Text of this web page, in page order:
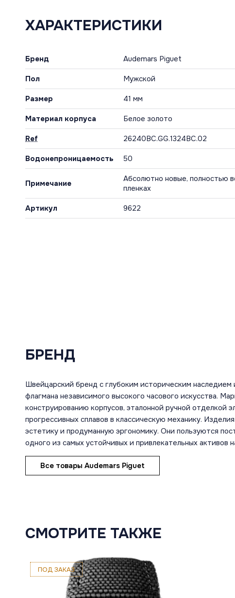
ХАРАКТЕРИСТИКИ
Бренд Audemars Piguet
Пол Мужской
Размер 41 мм
Материал корпуса Белое золото
Ref 26240BC.GG.1324BC.02
Водонепроницаемость 50
Примечание
Абсолютно новые, полностью
пленках
Артикул 9622
БРЕНД
Швейцарский бренд с глубоким историческим
флагмана независимого высокого часового искусства.
конструированию корпусов, эталонной ручной отделкой
прогрессивных сплавов в классическую механику.
эстетику и продуманную эргономику. Они пользуются
одного из самых устойчивых и привлекательных активов
Все товары Audemars Piguet
СМОТРИТЕ ТАКЖЕ
ПОД ЗАКАЗ